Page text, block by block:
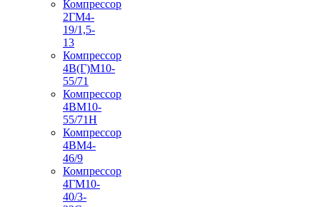
Компрессор
2ГМ4-
19/1,5-
13
Компрессор
4В(Г)М10-
55/71
Компрессор
4ВМ10-
55/71Н
Компрессор
4ВМ4-
46/9
Компрессор
4ГМ10-
40/3-